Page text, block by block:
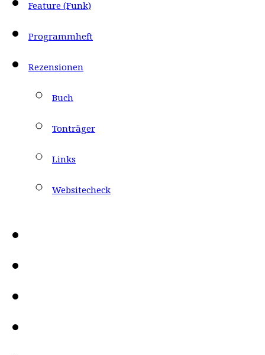
Feature (Funk)
Programmheft
Rezensionen
Buch
Tonträger
Links
Websitecheck